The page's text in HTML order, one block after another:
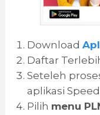
Download
Daftar
Seteleh
aplikasi
Pilih menu